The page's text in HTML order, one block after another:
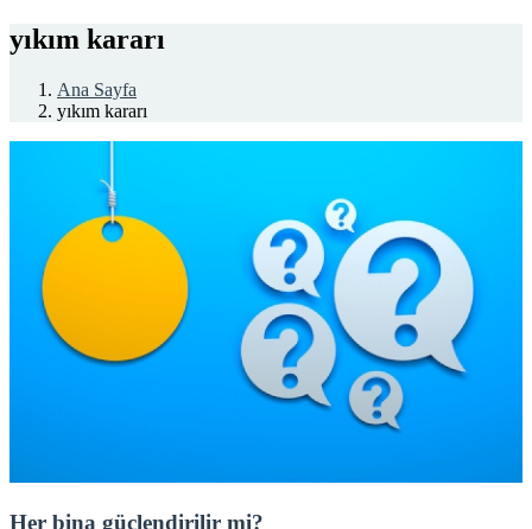
yıkım kararı
Ana Sayfa
yıkım kararı
Her bina güçlendirilir mi?